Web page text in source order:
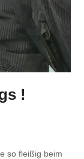
!
so fleißig beim